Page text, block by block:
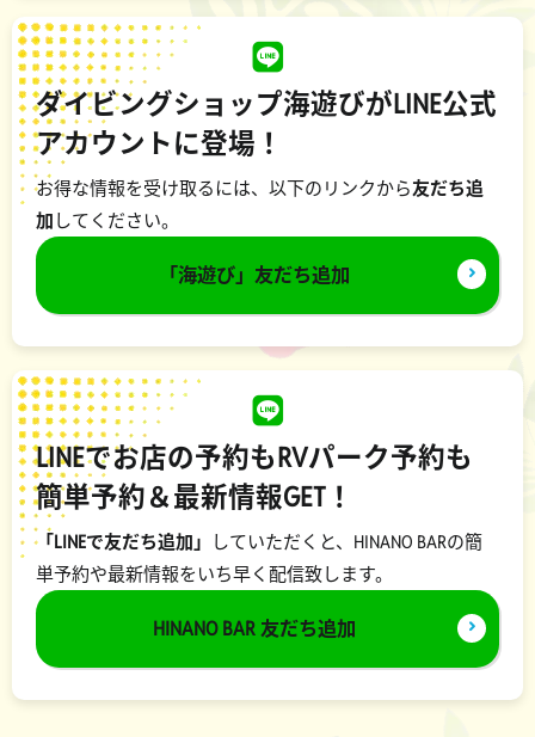
ダイビングショップ海遊びがLINE公式
アカウントに登場！
お得な情報を受け取るには、以下のリンクから友だち追
加 してください。
「海遊び」友だち追加
LINEでお店の予約もRVパーク予約も
簡単予約＆最新情報GET！
「LINEで友だち追加」
していただくと、HINANO BARの簡
単予約や最新情報をいち早く配信致します。
HINANO BAR 友だち追加